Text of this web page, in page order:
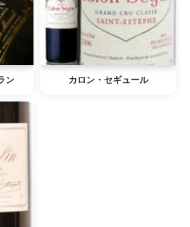
ン カロン・セギュール